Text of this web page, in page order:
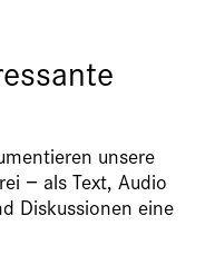
unsere
− als Text, Audio
Diskussionen eine